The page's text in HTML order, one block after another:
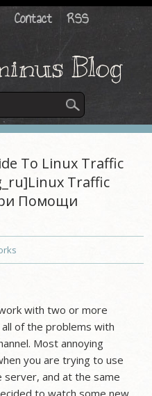
Contact RSS
Blog
To Linux Traffic
Traffic
Помощи
with two or more
of the problems with
Most annoying
you are trying to use
and at the same
to watch some new